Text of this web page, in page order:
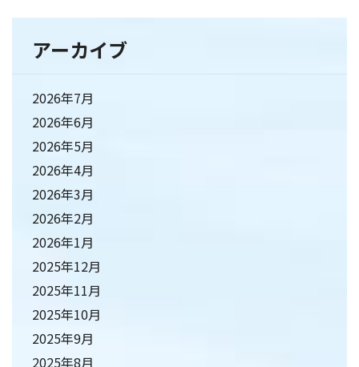
アーカイブ
2026年7月
2026年6月
2026年5月
2026年4月
2026年3月
2026年2月
2026年1月
2025年12月
2025年11月
2025年10月
2025年9月
2025年8月